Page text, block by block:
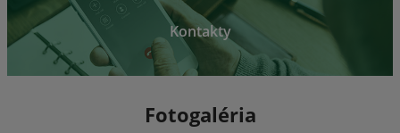
Kontakty
Fotogaléria